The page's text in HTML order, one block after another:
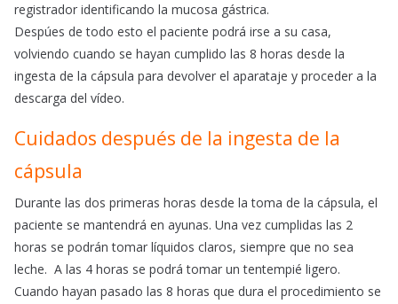
registrador identificando la mucosa gástrica.
Despúes de todo esto el paciente podrá irse a su casa,
volviendo cuando se hayan cumplido las 8 horas desde la
ingesta de la cápsula para devolver el aparataje y proceder a la
descarga del vídeo.
Cuidados después de la ingesta de la
cápsula
Durante las dos primeras horas desde la toma de la cápsula, el
paciente se mantendrá en ayunas. Una vez cumplidas las 2
horas se podrán tomar líquidos claros, siempre que no sea
leche. A las 4 horas se podrá tomar un tentempié ligero.
Cuando hayan pasado las 8 horas que dura el procedimiento se